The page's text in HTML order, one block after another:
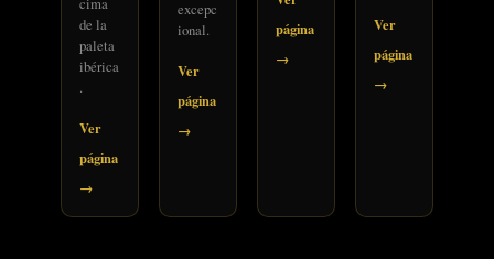
de la
paleta
ibérica
.
Ver
página
→
excepc
ional.
Ver
página
→
página
→
Ver
página
→